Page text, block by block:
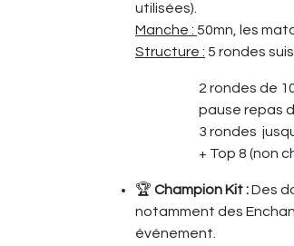
utilisées).
Manche : 50mn, les
Structure : 5 rondes
​2 rondes de
​pause repas
​3 rondes
​+ Top 8 (non
🏆 Champion Kit :Des
notamment des
événement.